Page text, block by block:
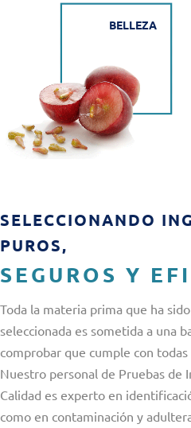
BELLEZA
SELECCIONANDO
PUROS,
SEGUROS Y
Toda la materia prima que ha
seleccionada es sometida a una
comprobar que cumple con todas
Nuestro personal de Pruebas de
Calidad es experto en
como en contaminación y